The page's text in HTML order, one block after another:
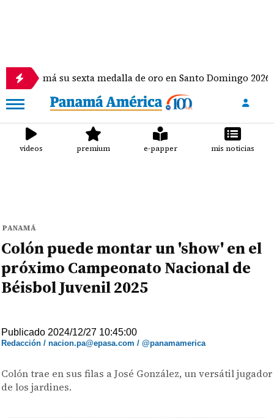
su sexta medalla de oro en Santo Domingo 2026
videos premium e-papper mis noticias
PANAMÁ
Colón puede montar un 'show' en el
próximo Campeonato Nacional de
Béisbol Juvenil 2025
Publicado 2024/12/27 10:45:00
Redacción / nacion.pa@epasa.com / @panamamerica
Colón trae en sus filas a José González, un versátil jugador
de los jardines.